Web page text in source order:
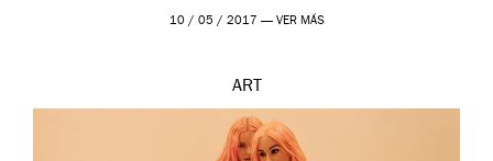
en una de las actuaciones más relevantes […]
10 / 05 / 2017 — VER MÁS
ART